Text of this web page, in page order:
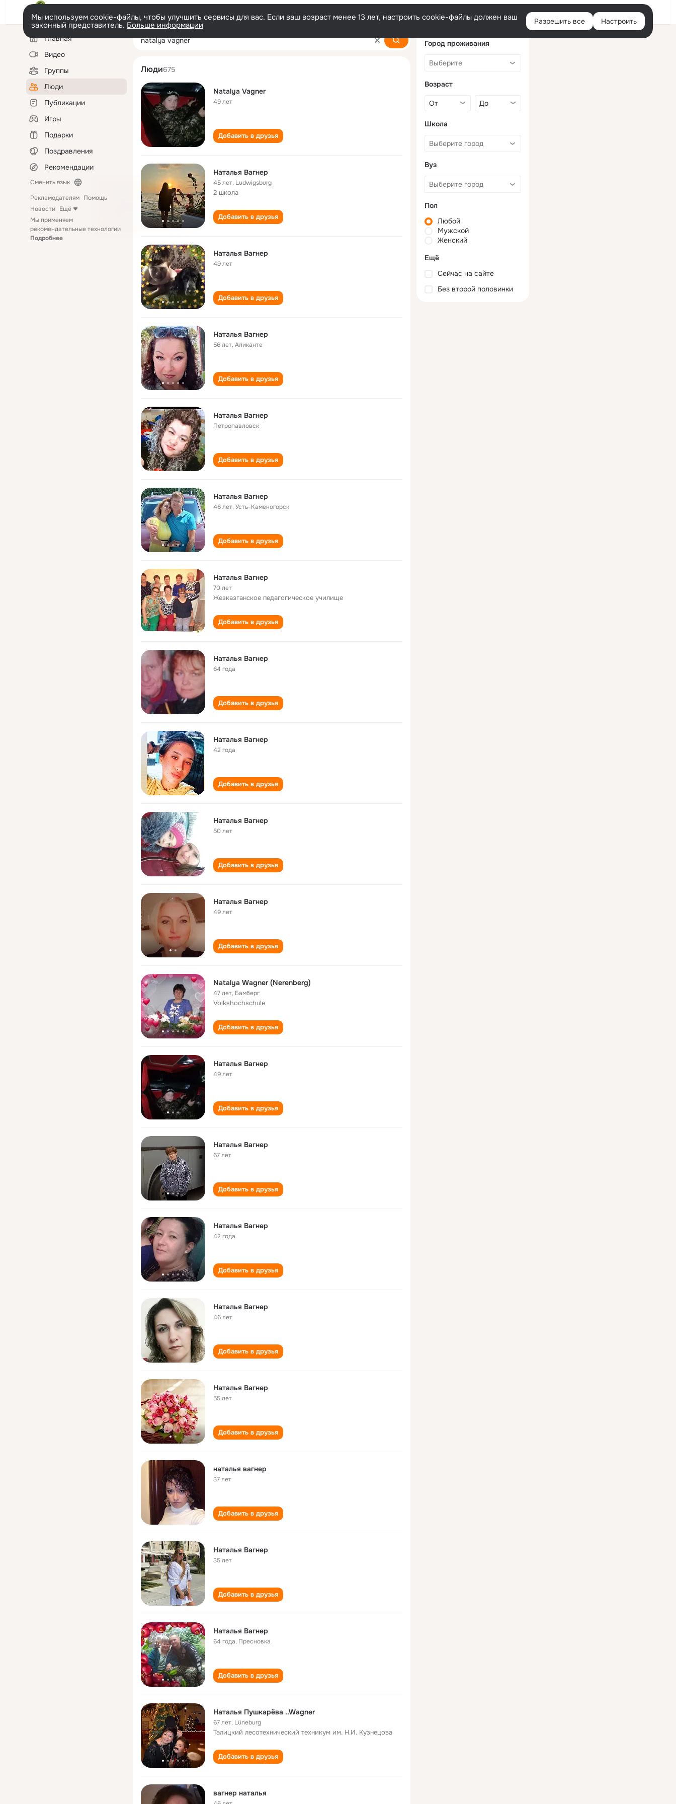
Войти
Мы используем cookie-файлы, чтобы улучшить сервисы для вас. Если ваш возраст менее 13 лет, настроить cookie-файлы должен ваш
законный представитель. Больше информации Разрешить все Настроить
Левая
колонкаГлавная
Видео
Группы
Люди
Публикации
Игры
Подарки
Поздравления
Рекомендации
Сменить язык
Рекламодателям Помощь
Новости Ещё
Мы применяем
рекомендательные технологии
Подробнее
natalya vagner
Люди675
Natalya Vagner
49 лет
Добавить в друзья
Наталья Вагнер
45 лет, Ludwigsburg
2 школа
Добавить в друзья
Наталья Вагнер
49 лет
Добавить в друзья
Наталья Вагнер
56 лет,Аликанте
Добавить в друзья
Наталья Вагнер
Петропавловск
Добавить в друзья
Наталья Вагнер
46 лет,Усть-Каменогорск
Добавить в друзья
Наталья Вагнер
70 лет
Жезказганское педагогическое училище
Добавить в друзья
Наталья Вагнер
64 года
Добавить в друзья
Наталья Вагнер
42 года
Добавить в друзья
Наталья Вагнер
50 лет
Добавить в друзья
Наталья Вагнер
49 лет
Добавить в друзья
Natalya Wagner (Nerenberg)
47 лет, Бамберг
Volkshochschule
Добавить в друзья
Наталья Вагнер
49 лет
Добавить в друзья
Наталья Вагнер
67 лет
Добавить в друзья
Наталья Вагнер
42 года
Добавить в друзья
Наталья Вагнер
46 лет
Добавить в друзья
Наталья Вагнер
55 лет
Добавить в друзья
наталья вагнер
37 лет
Добавить в друзья
Наталья Вагнер
35 лет
Добавить в друзья
Наталья Вагнер
64 года, Пресновка
Добавить в друзья
Наталья Пушкарёва ..Wagner
67 лет, Lüneburg
Талицкий лесотехнический техникум им. Н.И. Кузнецова
Добавить в друзья
вагнер наталья
Город проживания
Возраст
Школа
Вуз
Пол
Любой
Мужской
Женский
Ещё
Сейчас на сайте
Без второй половинки